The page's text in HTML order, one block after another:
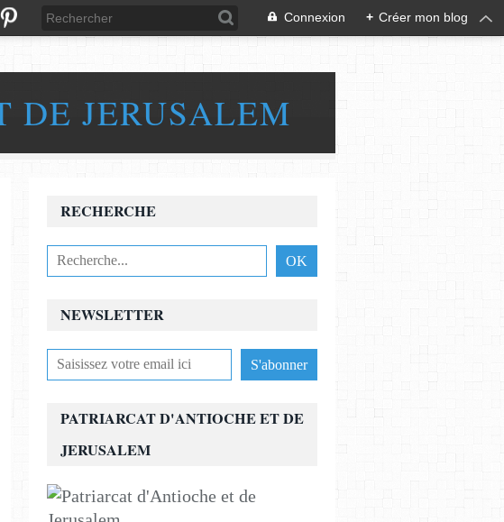
Connexion + Créer mon blog
DE JERUSALEM
NEWSLETTER
RECHERCHE
PATRIARCAT D'ANTIOCHE ET DE
JERUSALEM